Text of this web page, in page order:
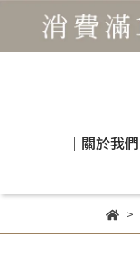
｜關於我們